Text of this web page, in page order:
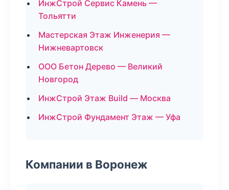
ИнжСтрой Сервис Камень —
Тольятти
Мастерская Этаж Инженерия —
Нижневартовск
ООО Бетон Дерево — Великий
Новгород
ИнжСтрой Этаж Build — Москва
ИнжСтрой Фундамент Этаж — Уфа
Компании в Воронеж